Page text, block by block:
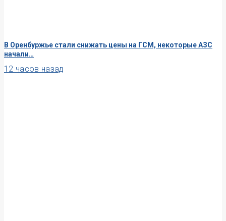
В Оренбуржье стали снижать цены на ГСМ, некоторые АЗС
начали…
12 часов назад